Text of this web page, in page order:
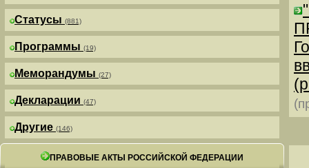
Статусы (881)
Программы (19)
Меморандумы (27)
Декларации (47)
Другие (146)
ПРАВОВЫЕ АКТЫ РОССИЙСКОЙ ФЕДЕРАЦИИ